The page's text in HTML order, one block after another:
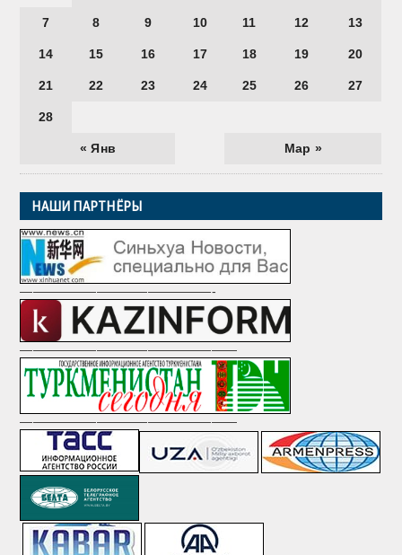
« Янв Мар »
7 8 9 10 11 12 13
14 15 16 17 18 19 20
21 22 23 24 25 26 27
28
НАШИ ПАРТНЁРЫ
———————————————-
—————————————————
—————————————————